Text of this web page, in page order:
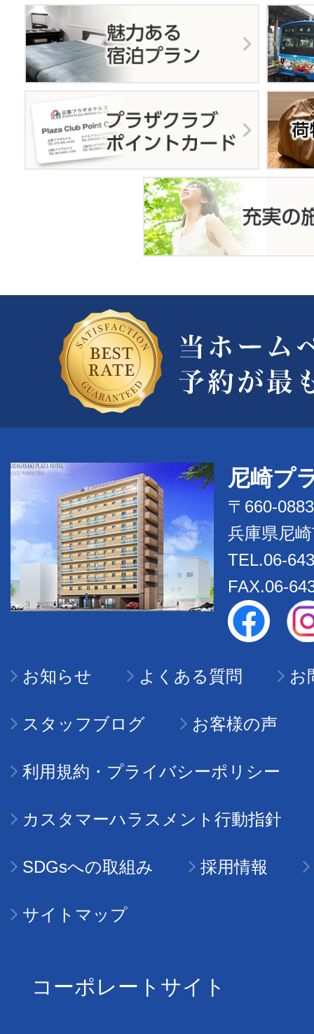
尼崎プ
〒660-0883
兵庫県尼
TEL.06-
FAX.06-
お知らせ よくある質問 お
スタッフブログ お客様の声
利用規約・プライバシーポリシー
カスタマーハラスメント行動指針
SDGsへの取組み 採用情報
サイトマップ
コーポレートサイト